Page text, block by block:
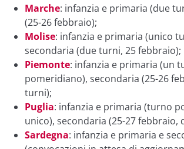
Marche: infanzia e primaria (due
(25-26 febbraio);
Molise: infanzia e primaria (unico
secondaria (due turni, 25 febbraio);
Piemonte: infanzia e primaria (un
pomeridiano), secondaria (25-26
turni);
Puglia: infanzia e primaria (turno
unico), secondaria (25-27
Sardegna: infanzia e primaria e